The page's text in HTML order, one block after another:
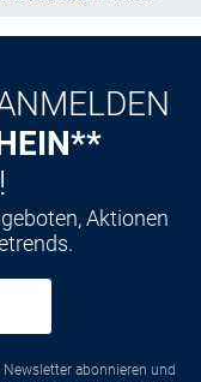
Aktionen
abonnieren und